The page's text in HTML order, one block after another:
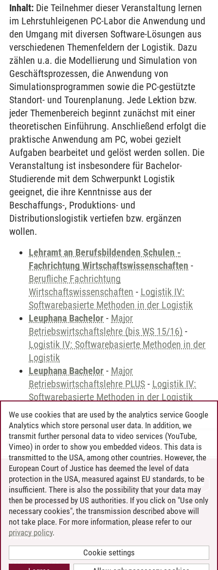
Inhalt: Die Teilnehmer dieser Veranstaltung lernen
im Lehrstuhleigenen PC-Labor die Anwendung und
den Umgang mit diversen Software-Lösungen aus
verschiedenen Themenfeldern der Logistik. Dazu
zählen u.a. die Modellierung und Simulation von
Geschäftsprozessen, die Anwendung von
Simulationsprogrammen sowie die PC-gestützte
Standort- und Tourenplanung. Jede Lektion bzw.
jeder Themenbereich beginnt zunächst mit einer
theoretischen Einführung. Anschließend erfolgt die
praktische Anwendung am PC, wobei gezielt
Aufgaben bearbeitet und gelöst werden sollen. Die
Veranstaltung ist insbesondere für Bachelor-
Studierende mit dem Schwerpunkt Logistik
geeignet, die ihre Kenntnisse aus der
Beschaffungs-, Produktions- und
Distributionslogistik vertiefen bzw. ergänzen
wollen.
Lehramt an Berufsbildenden Schulen -
Fachrichtung Wirtschaftswissenschaften -
Berufliche Fachrichtung
Wirtschaftswissenschaften - Logistik IV:
Softwarebasierte Methoden in der Logistik
Leuphana Bachelor - Major
Betriebswirtschaftslehre (bis WS 15/16) -
Logistik IV: Softwarebasierte Methoden in der
Logistik
Leuphana Bachelor - Major
Betriebswirtschaftslehre PLUS - Logistik IV:
Softwarebasierte Methoden in der Logistik
Andreea Tribel 30.06.2024
CONTACT
LEUPHANA AS EMPLOYER
INTRANET
SITE NOTICE
PRIVACY POLICY
COOKIE SETTINGS
We use cookies that are used by the analytics service Google
Analytics which store personal user data. In addition, we
transmit further personal data to video services (YouTube,
Vimeo) in order to show you embedded videos. This data is
transmitted to the USA, among other countries. However, the
European Court of Justice has deemed the level of data
protection in the USA, measured against EU standards, to be
insufficient. There is also the possibility that your data may
then be processed by US authorities. If you click on "Use only
necessary cookies", the transmission described above will
not take place. For more information, please refer to our
privacy policy.
Cookie settings